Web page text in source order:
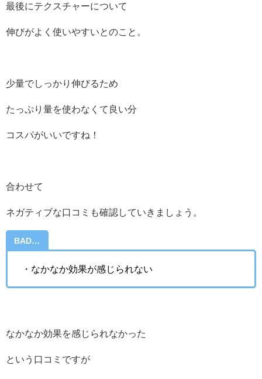
最後にテクスチャーについて
伸びがよく使いやすいとのこと。
少量でしっかり伸びるため
たっぷり量を使わなくて良い分
コスパがいいですね！
合わせて
ネガティブな口コミも確認していきましょう。
BAD…
・なかなか効果が感じられない
なかなか効果を感じられなかった
という口コミですが